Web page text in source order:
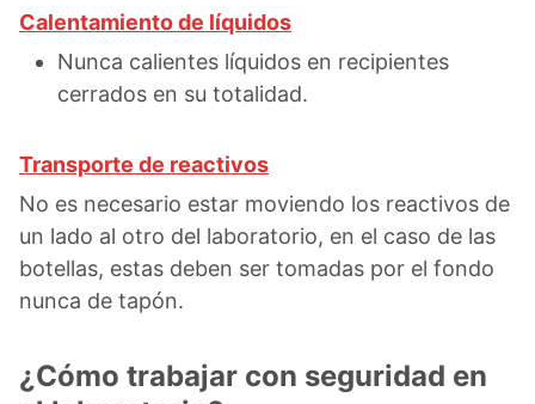
Calentamiento de líquidos
Nunca calientes líquidos en recipientes
cerrados en su totalidad.
Transporte de reactivos
No es necesario estar moviendo los reactivos de
un lado al otro del laboratorio, en el caso de las
botellas, estas deben ser tomadas por el fondo
nunca de tapón.
¿Cómo trabajar con seguridad en